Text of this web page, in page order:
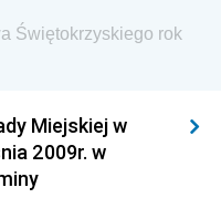
L
Przemysłu
Rolnictwa i
Świętokrzyskiego rok
Miejskiej w
2009r. w